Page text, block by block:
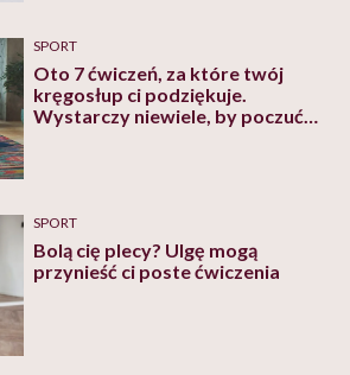
SPORT
Oto 7 ćwiczeń, za które twój
kręgosłup ci podziękuje.
Wystarczy niewiele, by poczuć
SPORT
Bolą cię plecy? Ulgę mogą
przynieść ci poste ćwiczenia